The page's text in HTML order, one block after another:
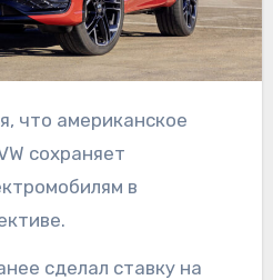
сохраняет
в
сделал ставку на